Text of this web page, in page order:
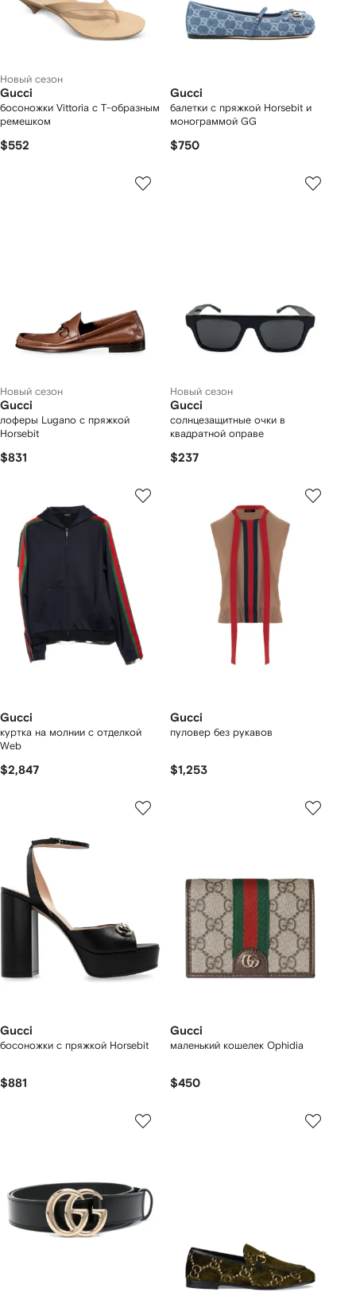
Новый сезон
Gucci
босоножки Vittoria с Т-образным
ремешком
$552
Gucci
балетки с пряжкой Horsebit и
монограммой GG
$750
Новый сезон
Gucci
лоферы Lugano с пряжкой
Horsebit
$831
Новый сезон
Gucci
солнцезащитные очки в
квадратной оправе
$237
Gucci
куртка на молнии с отделкой
Web
$2,847
Gucci
пуловер без рукавов
$1,253
Gucci
босоножки с пряжкой Horsebit
$881
Gucci
маленький кошелек Ophidia
$450